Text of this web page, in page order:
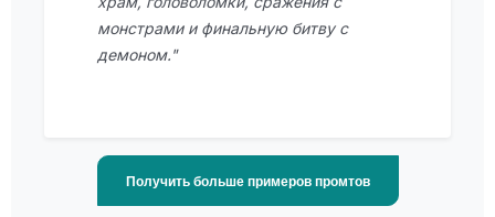
монстрами и финальную битву с
демоном."
Получить больше примеров промтов